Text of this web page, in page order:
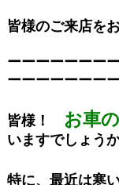
皆様のご来店を
ーーーーーーー
ーーーーーーー
皆様！ お車
いますでしょう
特に、最近は寒